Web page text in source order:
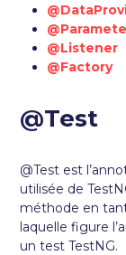
@Listener
@Factory
@Test
@Test est
utilisée de
méthode en
laquelle figure
un test TestNG.